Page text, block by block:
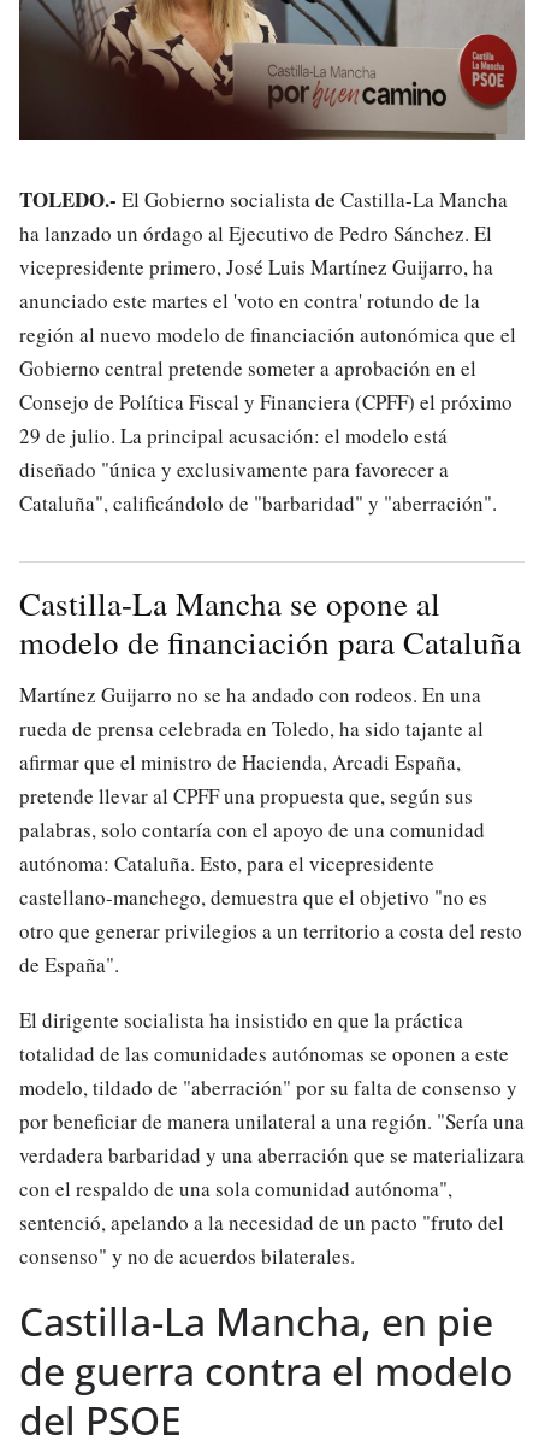
TOLEDO.- El Gobierno socialista de Castilla-La Mancha
ha lanzado un órdago al Ejecutivo de Pedro Sánchez. El
vicepresidente primero, José Luis Martínez Guijarro, ha
anunciado este martes el 'voto en contra' rotundo de la
región al nuevo modelo de financiación autonómica que el
Gobierno central pretende someter a aprobación en el
Consejo de Política Fiscal y Financiera (CPFF) el próximo
29 de julio. La principal acusación: el modelo está
diseñado "única y exclusivamente para favorecer a
Cataluña", calificándolo de "barbaridad" y "aberración".
Castilla-La Mancha se opone al
modelo de financiación para Cataluña
Martínez Guijarro no se ha andado con rodeos. En una
rueda de prensa celebrada en Toledo, ha sido tajante al
afirmar que el ministro de Hacienda, Arcadi España,
pretende llevar al CPFF una propuesta que, según sus
palabras, solo contaría con el apoyo de una comunidad
autónoma: Cataluña. Esto, para el vicepresidente
castellano-manchego, demuestra que el objetivo "no es
otro que generar privilegios a un territorio a costa del resto
de España".
El dirigente socialista ha insistido en que la práctica
totalidad de las comunidades autónomas se oponen a este
modelo, tildado de "aberración" por su falta de consenso y
por beneficiar de manera unilateral a una región. "Sería una
verdadera barbaridad y una aberración que se materializara
con el respaldo de una sola comunidad autónoma",
sentenció, apelando a la necesidad de un pacto "fruto del
consenso" y no de acuerdos bilaterales.
Castilla-La Mancha, en pie
de guerra contra el modelo
del PSOE